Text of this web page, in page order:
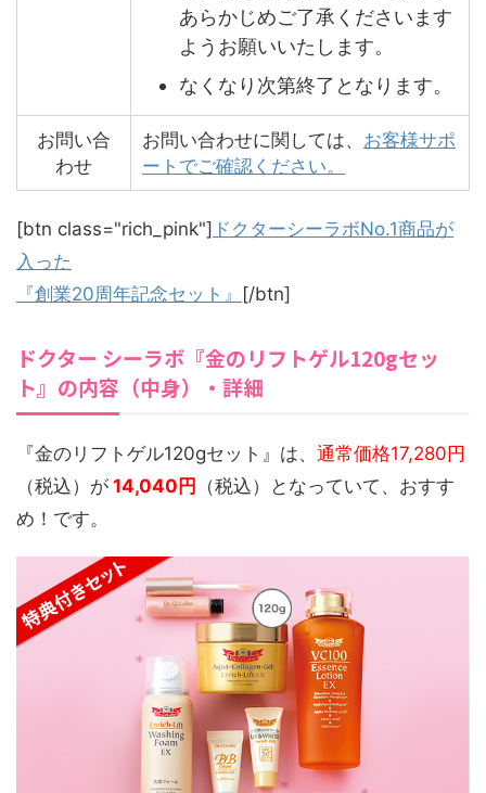
あらかじめご了承くださいます
ようお願いいたします。
なくなり次第終了となります。
お問い合
わせ
お問い合わせに関しては、 お客様サポ
ートでご確認ください。
[btn class="rich_pink"] ドクターシーラボNo.1商品が
入った
『創業20周年記念セット』
[/btn]
ドクター シーラボ『金のリフトゲル120gセッ
ト』の内容（中身）・詳細
『金のリフトゲル120gセット』は、 通常価格17,280円
（税込）が 14,040円
（税込）となっていて、おすす
め！です。